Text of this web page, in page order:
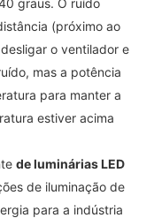
(próximo ao
o ventilador e
mas a potência
para manter a
estiver acima
de luminárias LED
de iluminação de
para a indústria